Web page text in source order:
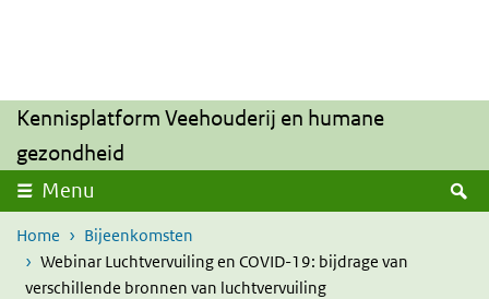
Kennisplatform Veehouderij en humane
gezondheid
Menu
Home
Bijeenkomsten
Webinar Luchtvervuiling en COVID-19: bijdrage van
verschillende bronnen van luchtvervuiling